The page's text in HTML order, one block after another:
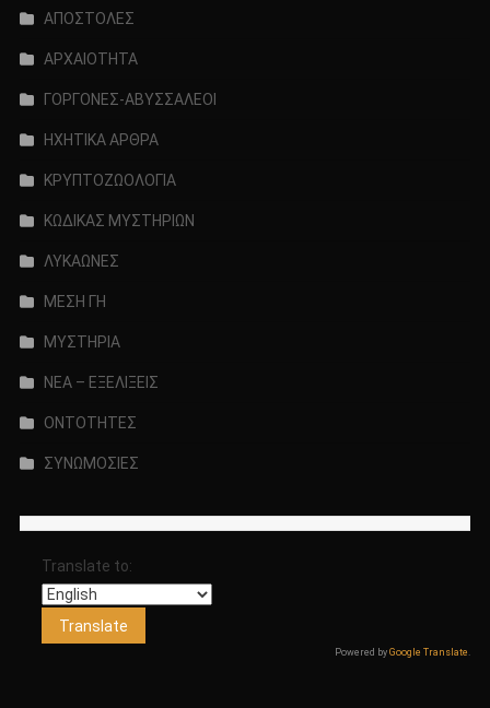
ΑΠΟΣΤΟΛΕΣ
ΑΡΧΑΙΟΤΗΤΑ
ΓΟΡΓΟΝΕΣ-ΑΒΥΣΣΑΛΕΟΙ
ΗΧΗΤΙΚΑ ΑΡΘΡΑ
ΚΡΥΠΤΟΖΩΟΛΟΓΙΑ
ΚΩΔΙΚΑΣ ΜΥΣΤΗΡΙΩΝ
ΛΥΚΑΩΝΕΣ
ΜΕΣΗ ΓΗ
ΜΥΣΤΗΡΙΑ
ΝΕΑ – ΕΞΕΛΙΞΕΙΣ
ΟΝΤΟΤΗΤΕΣ
ΣΥΝΩΜΟΣΙΕΣ
Translate to:
Powered byGoogle Translate .